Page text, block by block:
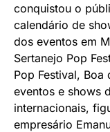
conquistou o
calendário de
dos eventos em
Sertanejo Pop
Pop Festival,
eventos e shows
internacionais,
empresário